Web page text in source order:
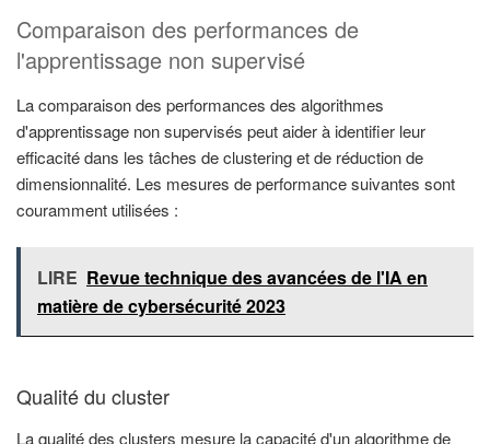
Comparaison des performances de
l'apprentissage non supervisé
La comparaison des performances des algorithmes
d'apprentissage non supervisés peut aider à identifier leur
efficacité dans les tâches de clustering et de réduction de
dimensionnalité. Les mesures de performance suivantes sont
couramment utilisées :
LIRE Revue technique des avancées de l'IA en
matière de cybersécurité 2023
Qualité du cluster
La qualité des clusters mesure la capacité d'un algorithme de